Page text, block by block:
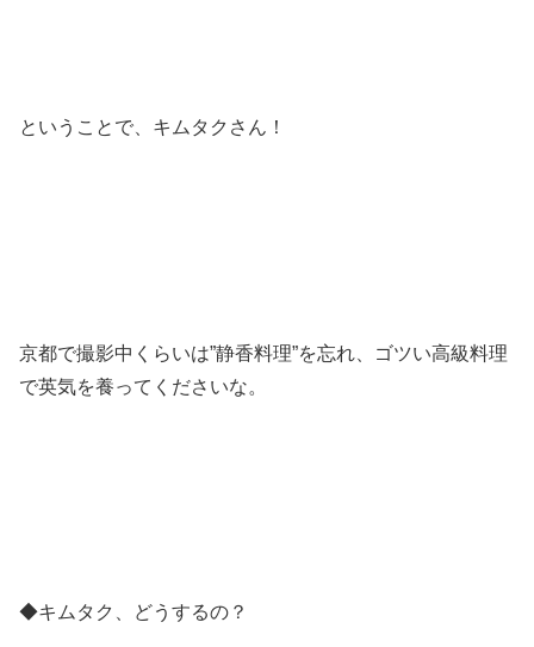
ということで、キムタクさん！
京都で撮影中くらいは”静香料理”を忘れ、ゴツい高級料理
で英気を養ってくださいな。
◆キムタク、どうするの？